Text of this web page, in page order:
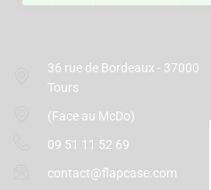
36 rue de Bordeaux - 37000
Tours
(Face au McDo)
09 51 11 52 69
contact@flapcase.com